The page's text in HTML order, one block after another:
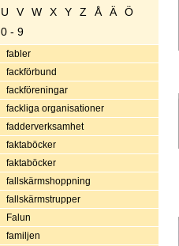
U
V W X Y Z Å Ä
Ö
0 - 9
fabler
fackförbund
fackföreningar
fackliga organisationer
fadderverksamhet
faktaböcker
faktaböcker
fallskärmshoppning
fallskärmstrupper
Falun
familjen